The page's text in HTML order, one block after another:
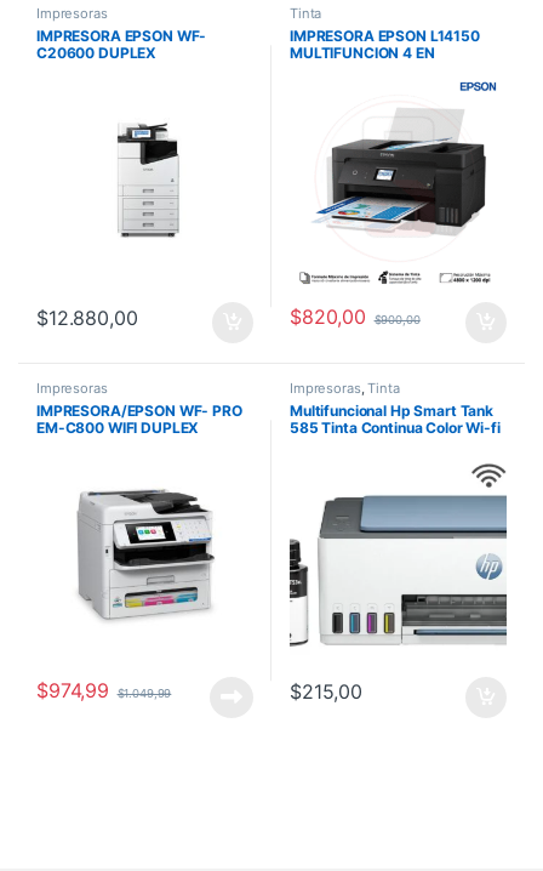
Impresoras
IMPRESORA EPSON WF-
C20600 DUPLEX
$12.880,00
Tinta
IMPRESORA EPSON L14150
MULTIFUNCION 4 EN
$820,00 $900,00
Impresoras
IMPRESORA/EPSON WF- PRO
EM-C800 WIFI DUPLEX
$974,99 $1.049,99
Impresoras,Tinta
Multifuncional Hp Smart Tank
585 Tinta Continua Color Wi-fi
$215,00